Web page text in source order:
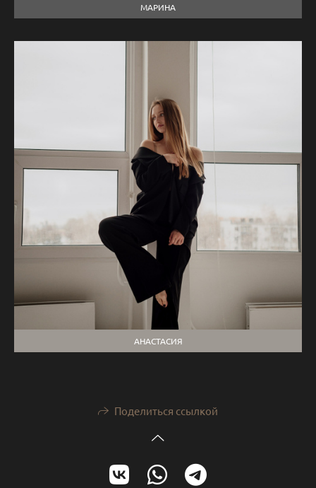
МАРИНА
АНАСТАСИЯ
Поделиться ссылкой